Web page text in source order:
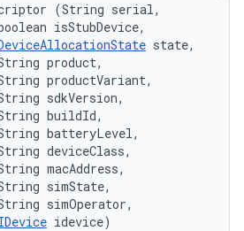
(String serial,
isStubDevice,
state,
product,
productVariant,
sdkVersion,
buildId,
batteryLevel,
deviceClass,
macAddress,
simState,
simOperator,
idevice)